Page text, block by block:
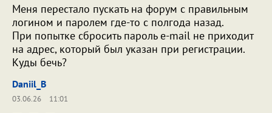
Меня перестало пускать на форум с правильным
логином и паролем где-то с полгода назад.
При попытке сбросить пароль e-mail не приходит
на адрес, который был указан при регистрации.
Куды бечь?
Daniil_B
03.06.26
11:01